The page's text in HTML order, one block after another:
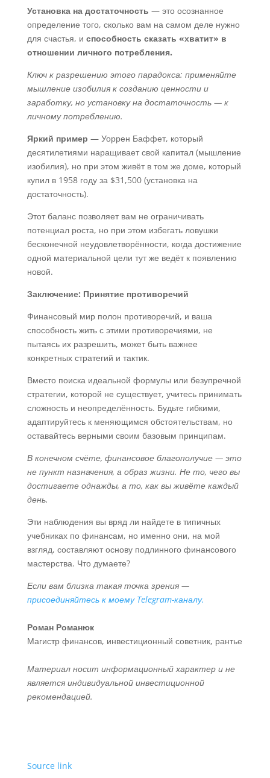
Установка на достаточность — это осознанное
определение того, сколько вам на самом деле нужно
для счастья, и способность сказать «хватит» в
отношении личного потребления.
Ключ к разрешению этого парадокса: применяйте
мышление изобилия к созданию ценности и
заработку, но установку на достаточность — к
личному потреблению.
Яркий пример — Уоррен Баффет, который
десятилетиями наращивает свой капитал (мышление
изобилия), но при этом живёт в том же доме, который
купил в 1958 году за $31,500 (установка на
достаточность).
Этот баланс позволяет вам не ограничивать
потенциал роста, но при этом избегать ловушки
бесконечной неудовлетворённости, когда достижение
одной материальной цели тут же ведёт к появлению
новой.
Заключение: Принятие противоречий
Финансовый мир полон противоречий, и ваша
способность жить с этими противоречиями, не
пытаясь их разрешить, может быть важнее
конкретных стратегий и тактик.
Вместо поиска идеальной формулы или безупречной
стратегии, которой не существует, учитесь принимать
сложность и неопределённость. Будьте гибкими,
адаптируйтесь к меняющимся обстоятельствам, но
оставайтесь верными своим базовым принципам.
В конечном счёте, финансовое благополучие — это
не пункт назначения, а образ жизни. Не то, чего вы
достигаете однажды, а то, как вы живёте каждый
день.
Эти наблюдения вы вряд ли найдете в типичных
учебниках по финансам, но именно они, на мой
взгляд, составляют основу подлинного финансового
мастерства. Что думаете?
Если вам близка такая точка зрения —
присоединяйтесь к моему Telegram-каналу.
Роман Романюк
Магистр финансов, инвестиционный советник, рантье
Материал носит информационный характер и не
является индивидуальной инвестиционной
рекомендацией.
Source link